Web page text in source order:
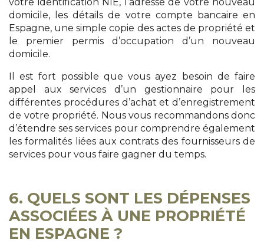
domicile, les détails de votre compte bancaire en
Espagne, une simple copie des actes de propriété et
le premier permis d’occupation d’un nouveau
domicile.
Il est fort possible que vous ayez besoin de faire
appel aux services d’un gestionnaire pour les
différentes procédures d’achat et d’enregistrement
de votre propriété. Nous vous recommandons donc
d’étendre ses services pour comprendre également
les formalités liées aux contrats des fournisseurs de
services pour vous faire gagner du temps.
6. QUELS SONT LES DÉPENSES
ASSOCIÉES À UNE PROPRIÉTÉ
EN ESPAGNE ?